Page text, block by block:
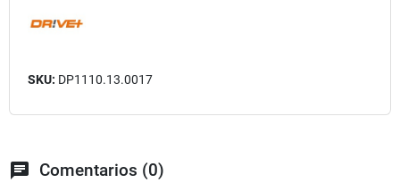
SKU: DP1110.13.0017
chat Comentarios (0)